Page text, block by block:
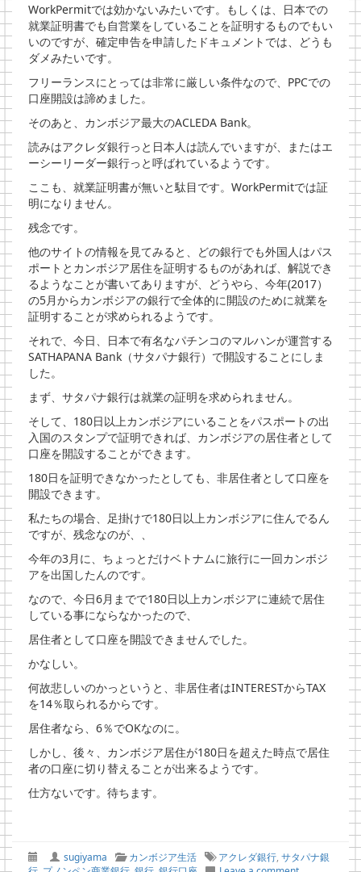
WorkPermitでは効かないみたいです。もしくは、日本での
就業証明書でも自営業をしていることを証明するものでもい
いのですが、確定申告を申請したドキュメントでは、どうも
ダメみたいです。
フリーランスにとっては非常に厳しい条件なので、PPCでの
口座開設は諦めました。
そのあと、カンボジア最大のACLEDA Bank。
読みはアクレダ銀行っと日本人は読んでいますが、またはエ
ーシーリーダー銀行っと呼ばれているようです。
ここも、就業証明書が無いと駄目です。WorkPermitでは証
明になりません。
残念です。
他のサイトの情報を見てみると、どの銀行でも外国人はパス
ポートとカンボジア居住を証明するものがあれば、解説でき
るようなことが書いてありますが、どうやら、今年(2017）
の5月からカンボジアの銀行で全体的に開設のために就業を
証明することが求められるようです。
それで、今日、日本で有名なパチンコのマルハンが運営する
SATHAPANA Bank（サタパナ銀行）で開設することにしま
した。
まず、サタパナ銀行は就業の証明を求められません。
そして、180日以上カンボジアにいることをパスポートの出
入国のスタンプで証明できれば、カンボジアの居住者として
口座を開設することができます。
180日を証明できなかったとしても、非居住者として口座を
開設できます。
私たちの場合、足掛けで180日以上カンボジアに住んでるん
ですが、残念なのが、、
今年の3月に、ちょっとだけベトナムに旅行に一回カンボジ
アを出国したんのです。
なので、今日6月までで180日以上カンボジアに連続で居住
している事にならなかったので、
居住者として口座を開設できませんでした。
かなしい。
何故悲しいのかっというと、非居住者はINTERESTからTAX
を14％取られるからです。
居住者なら、6％でOKなのに。
しかし、後々、カンボジア居住が180日を超えた時点で居住
者の口座に切り替えることが出来るようです。
仕方ないです。待ちます。
sugiyama カンボジア生活 アクレダ銀行, サタパナ銀